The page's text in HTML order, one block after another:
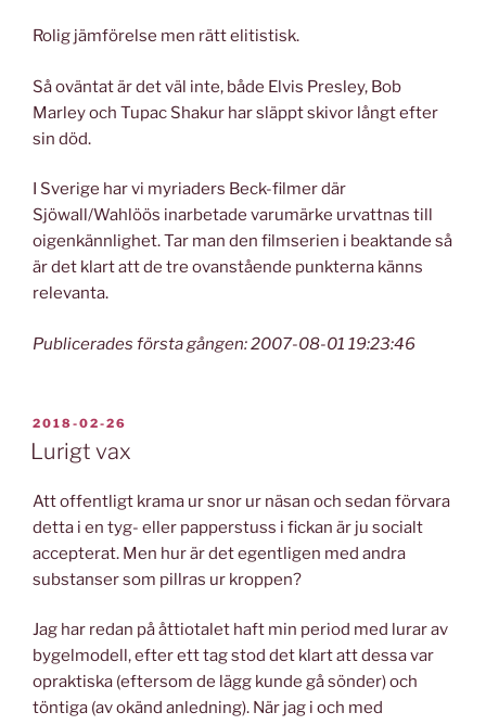
Rolig jämförelse men rätt elitistisk.
Så oväntat är det väl inte, både Elvis Presley, Bob
Marley och Tupac Shakur har släppt skivor långt efter
sin död.
I Sverige har vi myriaders Beck-filmer där
Sjöwall/Wahlöös inarbetade varumärke urvattnas till
oigenkännlighet. Tar man den filmserien i beaktande så
är det klart att de tre ovanstående punkterna känns
relevanta.
Publicerades första gången: 2007-08-01 19:23:46
PUBLICERAT
2018-02-26
Lurigt vax
Att offentligt krama ur snor ur näsan och sedan förvara
detta i en tyg- eller papperstuss i fickan är ju socialt
accepterat. Men hur är det egentligen med andra
substanser som pillras ur kroppen?
Jag har redan på åttiotalet haft min period med lurar av
bygelmodell, efter ett tag stod det klart att dessa var
opraktiska (eftersom de lägg kunde gå sönder) och
töntiga (av okänd anledning). När jag i och med